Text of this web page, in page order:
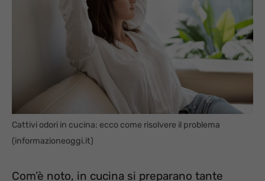
Cattivi odori in cucina: ecco come risolvere il problema
(informazioneoggi.it)
Com’è noto, in cucina si preparano tante